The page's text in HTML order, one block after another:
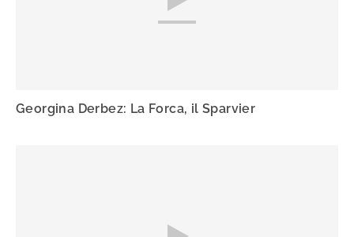
Georgina Derbez: La Forca, il Sparvier